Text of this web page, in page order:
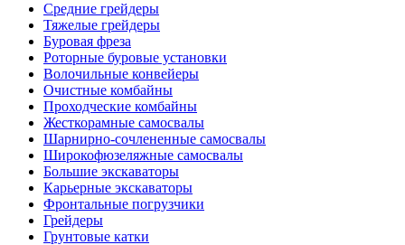
Средние грейдеры
Тяжелые грейдеры
Буровая фреза
Роторные буровые установки
Волочильные конвейеры
Очистные комбайны
Проходческие комбайны
Жесткорамные самосвалы
Шарнирно-сочлененные самосвалы
Широкофюзеляжные самосвалы
Большие экскаваторы
Карьерные экскаваторы
Фронтальные погрузчики
Грейдеры
Грунтовые катки